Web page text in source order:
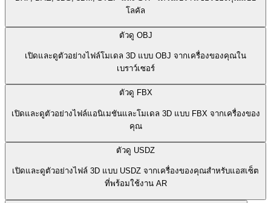
โลคัล
ตัวดู OBJ
เปิดและดูตัวอย่างไฟล์โมเดล 3D แบบ OBJ จากเครื่องของคุณใน
เบราว์เซอร์
ตัวดู FBX
เปิดและดูตัวอย่างไฟล์แอนิเมชันและโมเดล 3D แบบ FBX จากเครื่องของ
คุณ
ตัวดู USDZ
เปิดและดูตัวอย่างไฟล์ 3D แบบ USDZ จากเครื่องของคุณสำหรับแอสเซ็ต
ที่พร้อมใช้งาน AR